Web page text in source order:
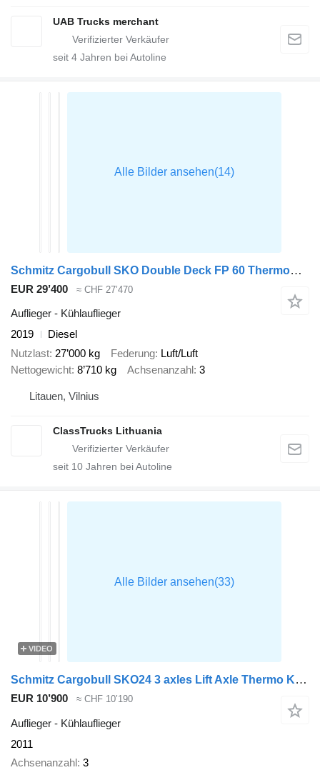
UAB Trucks merchant
seit 4 Jahren bei Autoline
Schmitz Cargobull SKO Double Deck FP 60 ThermoKing SLXi 300
EUR 29’400 ≈ CHF 27’470
Auflieger - Kühlauflieger
2019
Diesel
Nutzlast 27’000 kg Federung Luft/Luft
Nettogewicht 8’710 kg Achsenanzahl 3
Litauen, Vilnius
ClassTrucks Lithuania
seit 10 Jahren bei Autoline
VIDEO
Schmitz Cargobull SKO24 3 axles Lift Axle Thermo King Flower Width
EUR 10’900 ≈ CHF 10’190
Auflieger - Kühlauflieger
2011
Achsenanzahl
3